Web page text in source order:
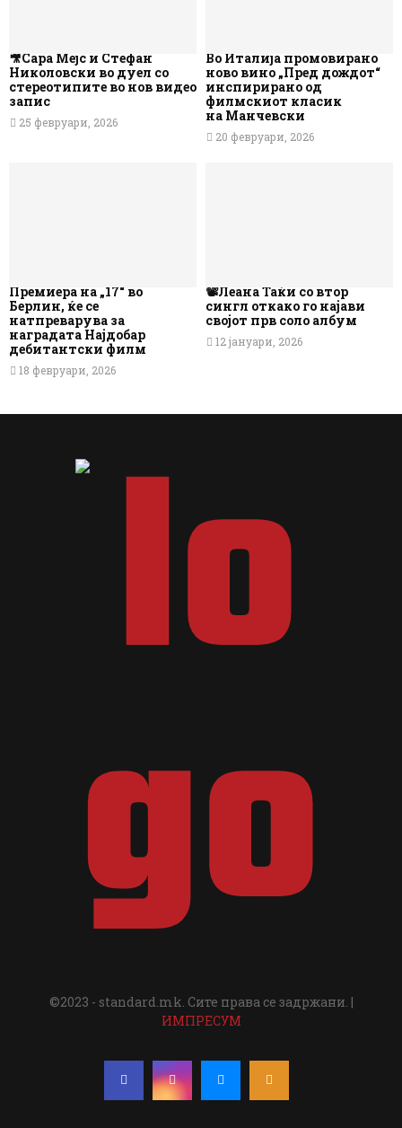
🎥Сара Мејс и Стефан
Николовски во дуел со
стереотипите во нов видео
запис
25 февруари, 2026
Во Италија промовирано
ново вино „Пред дождот“
инспирирано од
филмскиот класик
на Манчевски
20 февруари, 2026
Премиера на „17“ во
Берлин, ќе се
натпреварува за
наградата Најдобар
дебитантски филм
18 февруари, 2026
📽️Леана Таќи со втор
сингл откако го најави
својот прв соло албум
12 јануари, 2026
©2023 - standard.mk. Сите права се задржани. |
ИМПРЕСУМ